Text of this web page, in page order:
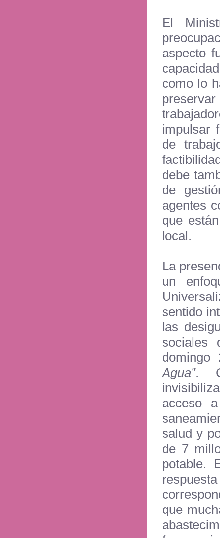
El
aspecto
como lo
impulsar
de
debe
de
agentes
que
local.
La
un
sentido
las
sociales
Agua”.
acceso
salud y
de 7
potable.
que